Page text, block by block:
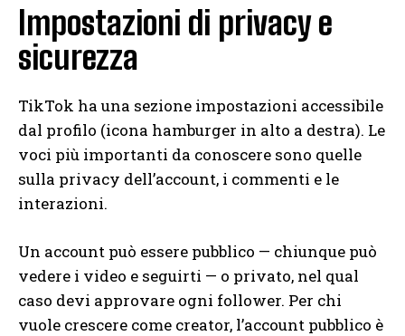
Impostazioni di privacy e
sicurezza
TikTok ha una sezione impostazioni accessibile
dal profilo (icona hamburger in alto a destra). Le
voci più importanti da conoscere sono quelle
sulla privacy dell’account, i commenti e le
interazioni.
Un account può essere pubblico — chiunque può
vedere i video e seguirti — o privato, nel qual
caso devi approvare ogni follower. Per chi
vuole crescere come creator, l’account pubblico è